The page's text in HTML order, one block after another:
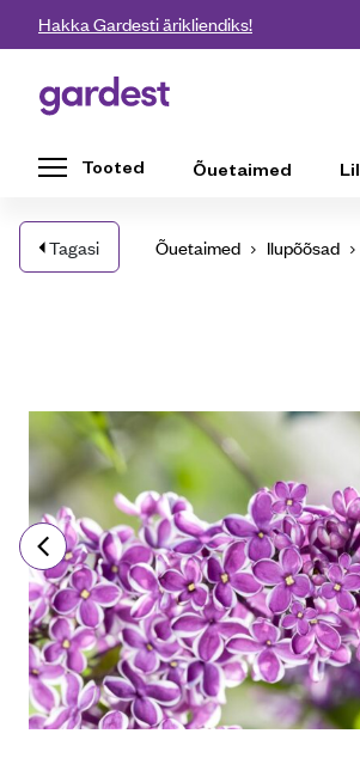
Liigu edasi põhisisu juurde
Hakka Gardesti ärikliendiks!
Gardest
Tooted Õuetaimed
Tagasi Õuetaimed Ilupõõsad